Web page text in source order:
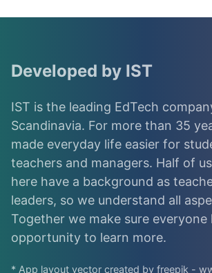
Developed by IST
IST is the leading EdTech
Scandinavia. For more than 35
made everyday life easier for
teachers and managers. Half of
here have a background as
leaders, so we understand all
Together we make sure everyone
opportunity to learn more.
* App layout vector created by freepik -